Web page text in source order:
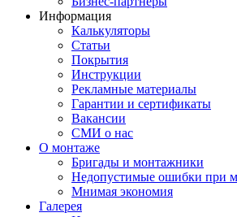
Информация
Калькуляторы
Статьи
Покрытия
Инструкции
Рекламные материалы
Гарантии и сертификаты
Вакансии
СМИ о нас
О монтаже
Бригады и монтажники
Недопустимые ошибки при
Мнимая экономия
Галерея